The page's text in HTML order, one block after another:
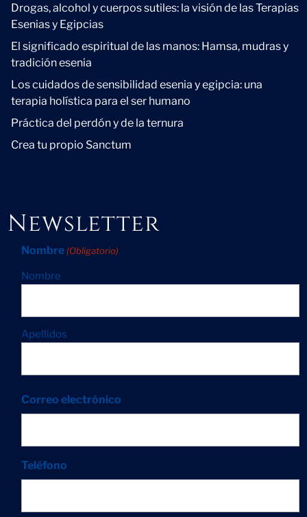
Drogas, alcohol y cuerpos sutiles: la visión de las Terapias
Esenias y Egipcias
El significado espiritual de las manos: Hamsa, mudras y
tradición esenia
Los cuidados de sensibilidad esenia y egipcia: una
terapia holística para el ser humano
Práctica del perdón y de la ternura
Crea tu propio Sanctum
Newsletter
Nombre (Obligatorio)
Nombre
Apellidos
Correo electrónico
Teléfono